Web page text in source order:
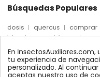
Búsquedas Populares
dosis quercus comprar
trips
mosca blanca
Econex
control
max
nido encinas
xilemax
foresta
En
tu experiencia de
personalizado. Al